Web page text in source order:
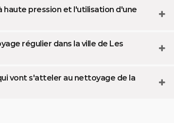
pression et l'utilisation d'une
régulier dans la ville de Les
vont s'atteler au nettoyage de la